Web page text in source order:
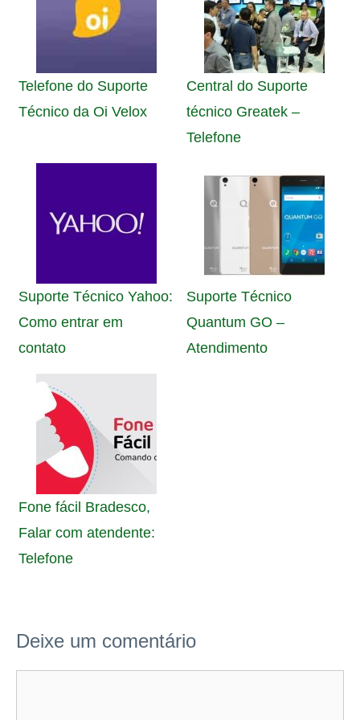
Telefone do Suporte
Técnico da Oi Velox
Central do Suporte
técnico Greatek –
Telefone
Suporte Técnico Yahoo:
Como entrar em
contato
Suporte Técnico
Quantum GO –
Atendimento
Fone fácil Bradesco,
Falar com atendente:
Telefone
Deixe um comentário